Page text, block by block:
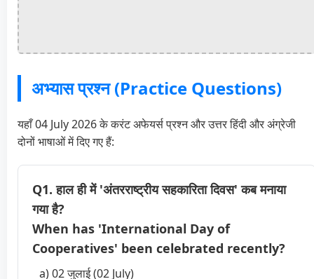
अभ्यास प्रश्न (Practice Questions)
यहाँ 04 July 2026 के करंट अफेयर्स प्रश्न और उत्तर हिंदी और अंग्रेजी
दोनों भाषाओं में दिए गए हैं:
Q1. हाल ही में 'अंतरराष्ट्रीय सहकारिता दिवस' कब मनाया
गया है?
When has 'International Day of
Cooperatives' been celebrated recently?
a) 02 जुलाई (02 July)